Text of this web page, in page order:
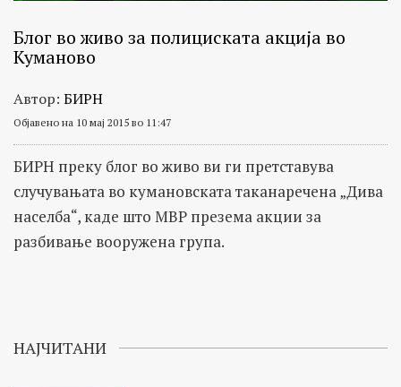
Блог во живо за полициската акција во
Куманово
Автор: БИРН
Објавено на 10 мај 2015 во 11:47
БИРН преку блог во живо ви ги претставува
случувањата во кумановската таканаречена „Дива
населба“, каде што МВР презема акции за
разбивање вооружена група.
НАЈЧИТАНИ